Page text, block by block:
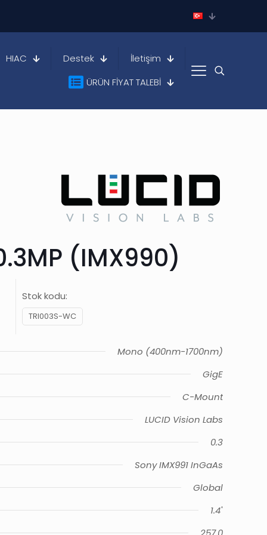
HIAC Destek
İletişim
ÜRÜN FİYAT TALEBİ
(IMX990)
Stok kodu:
TRI003S-WC
Mono (400nm-1700nm)
GigE
C-Mount
LUCID Vision Labs
0.3
Sony IMX991 InGaAs
Global
1.4"